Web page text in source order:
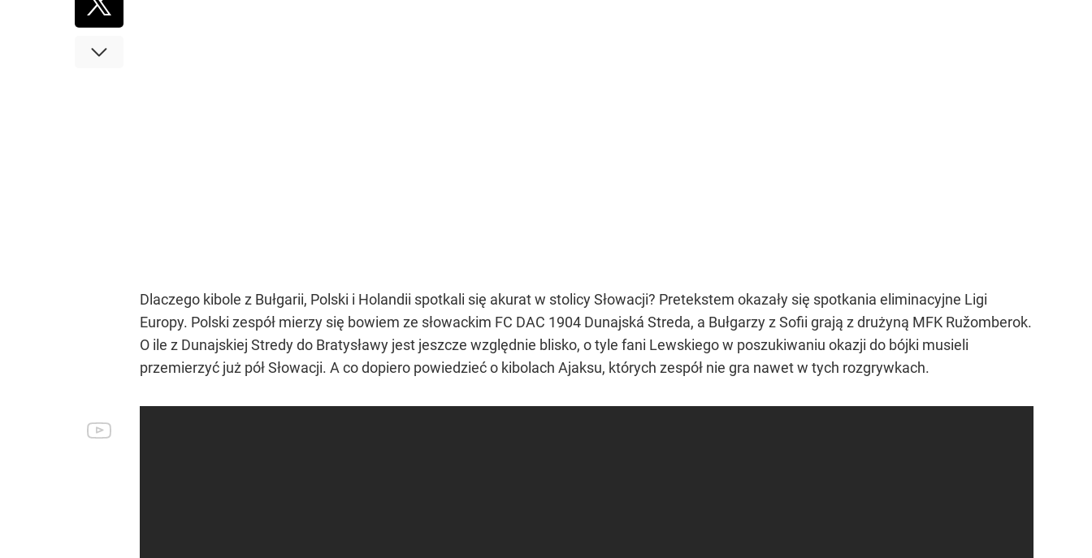
Dlaczego kibole z Bułgarii, Polski i Holandii spotkali się akurat w stolicy Słowacji? Pretekstem okazały się spotkania eliminacyjne Ligi
Europy. Polski zespół mierzy się bowiem ze słowackim FC DAC 1904 Dunajská Streda, a Bułgarzy z Sofii grają z drużyną MFK Ružomberok.
O ile z Dunajskiej Stredy do Bratysławy jest jeszcze względnie blisko, o tyle fani Lewskiego w poszukiwaniu okazji do bójki musieli
przemierzyć już pół Słowacji. A co dopiero powiedzieć o kibolach Ajaksu, których zespół nie gra nawet w tych rozgrywkach.